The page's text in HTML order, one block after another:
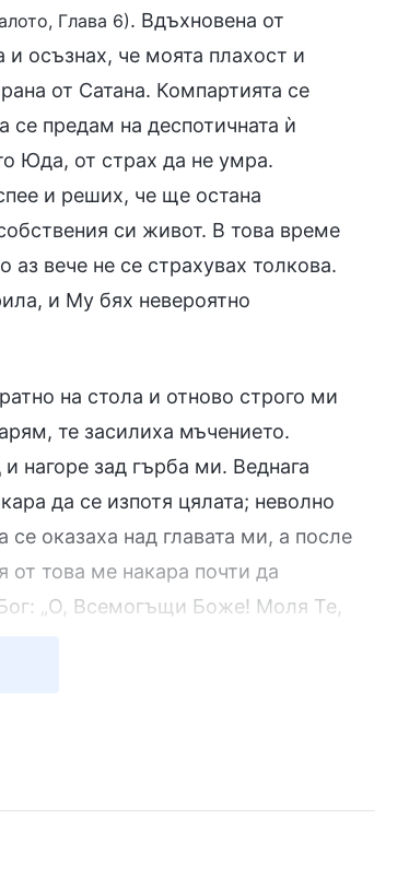
Глава 6). Вдъхновена от
и осъзнах, че моята плахост и
от Сатана. Компартията се
предам на деспотичната ѝ
Юда, от страх да не умра.
и реших, че ще остана
си живот. В това време
вече не се страхувах толкова.
и Му бях невероятно
на стола и отново строго ми
те засилиха мъчението.
нагоре зад гърба ми. Веднага
да се изпотя цялата; неволно
оказаха над главата ми, а после
от това ме накара почти да
„О, Всемогъщи Боже! Моля Те,
да използва тази банда
са слаби, да са негативни